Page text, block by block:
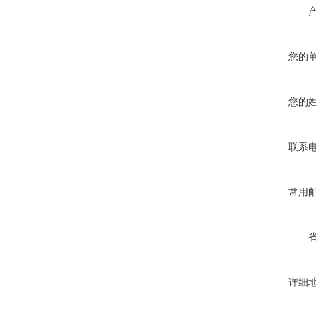
您的
您的
联系
常用
详细